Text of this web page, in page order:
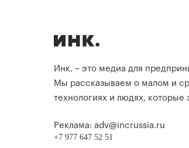
Инк. – это медиа для
Мы рассказываем о малом и
технологиях и людях, которые
Реклама: adv@incrussia.ru
+7 977 647 52 51